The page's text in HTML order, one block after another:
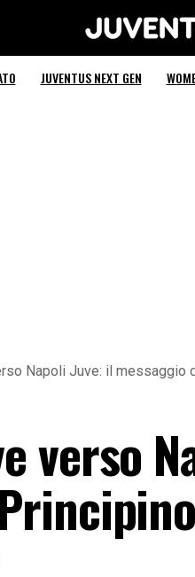
JUVENTUS NEXT GEN
Napoli Juve: il messaggio
verso